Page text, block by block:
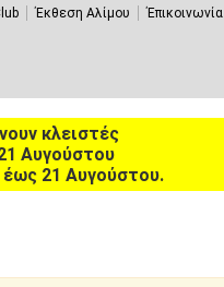
Έκθεση Αλίμου Έπικοινωνία
κλειστές
Αυγούστου
21 Αυγούστου.